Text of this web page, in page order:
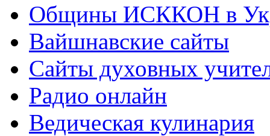
Общины ИСККОН в
Вайшнавские сайты
Сайты духовных
Радио онлайн
Ведическая кулинария